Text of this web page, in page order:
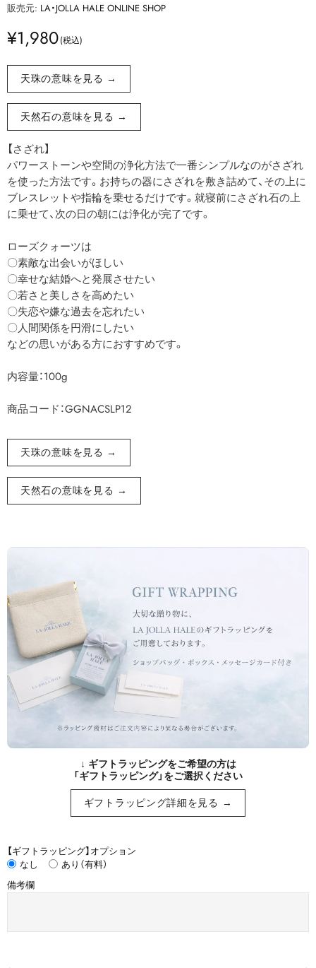
販売元: LA・JOLLA HALE ONLINE SHOP
¥1,980
天珠の意味を見る →
天然石の意味を見る →
【さざれ】
パワーストーンや空間の浄化方法で一番シンプルなのがさざれ
を使った方法です。お持ちの器にさざれを敷き詰めて、その上に
ブレスレットや指輪を乗せるだけです。就寝前にさざれ石の上
に乗せて、次の日の朝には浄化が完了です。
ローズクォーツは
〇素敵な出会いがほしい
〇幸せな結婚へと発展させたい
〇若さと美しさを高めたい
〇失恋や嫌な過去を忘れたい
〇人間関係を円滑にしたい
などの思いがある方におすすめです。
内容量：100g
商品コード：GGNACSLP12
天珠の意味を見る →
天然石の意味を見る →
↓ ギフトラッピングをご希望の方は
「ギフトラッピング」をご選択ください
ギフトラッピング詳細を見る →
【ギフトラッピング】オプション
なし
あり（有料）
備考欄